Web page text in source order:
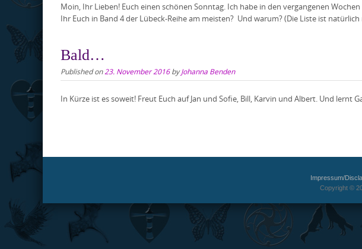
Moin, Ihr Lieben! Euch einen schönen Sonntag. Ich habe in den vergangenen
Ihr Euch in Band 4 der Lübeck-Reihe am meisten? Und warum? (Die Liste ist
Bald…
Published on23. November 2016byJohanna Benden
In Kürze ist es soweit! Freut Euch auf Jan und Sofie, Bill, Karvin und Albert. Und
Impressum/
Copyright ©